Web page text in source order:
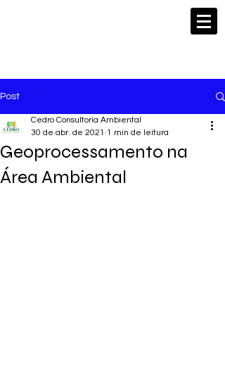
Post
Geoprocessamento na
Área Ambiental
Cedro Consultoria Ambiental
30 de abr. de 2021 1 min de leitura